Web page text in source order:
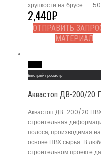
хрупкости на брусе - -
2,440₽
ОТПРАВИТЬ
МАТЕРИАЛ
Быстрый просмотр
Аквастоп ДВ-200/20
Аквастоп ДВ-200/20
строительная
полоса, производимая на
основе ПВХ сырья. В
строительном проекте